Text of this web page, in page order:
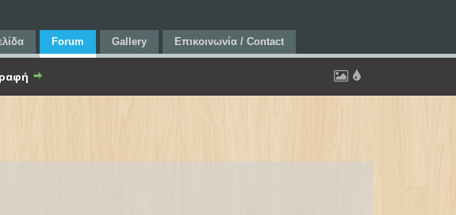
Forum Gallery Επικοινωνία / Contact